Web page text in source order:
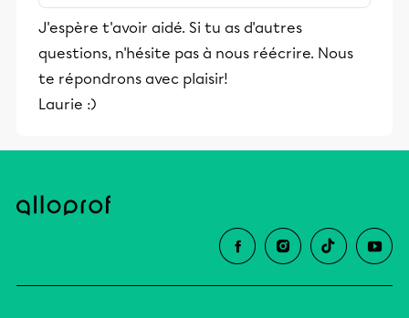
stimulants, Alloprof engage les élèves
et leurs parents dans la réussite
éducative.
J'espère t'avoir aidé. Si tu as d'autres
questions, n'hésite pas à nous réécrire. Nous
te répondrons avec plaisir!
Laurie :)